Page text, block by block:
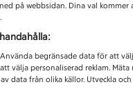
på webbsidan. Dina val kommer
begränsade data för att
välja personaliserad reklam. Mäta
data från olika källor. Utveckla